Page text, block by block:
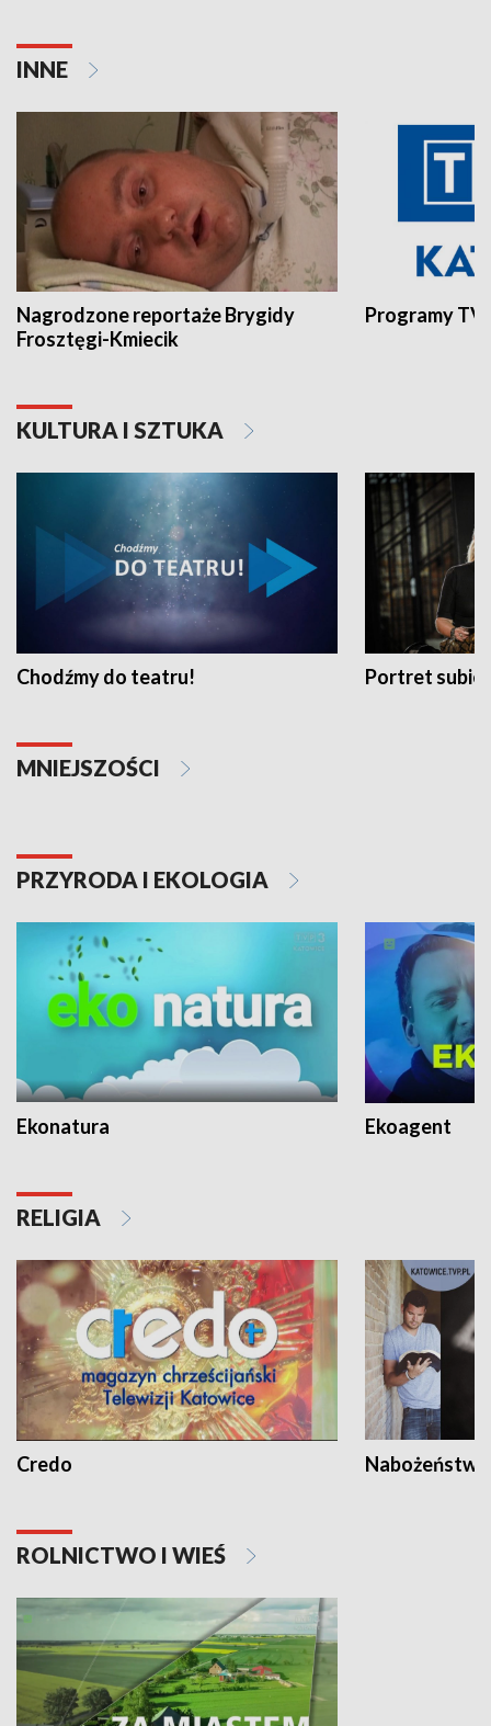
INNE
Nagrodzone reportaże Brygidy
Frosztęgi-Kmiecik
Programy
KULTURA I SZTUKA
Chodźmy do teatru! Portret
MNIEJSZOŚCI
PRZYRODA I EKOLOGIA
Ekonatura Ekoagent
RELIGIA
Credo
ROLNICTWO I WIEŚ